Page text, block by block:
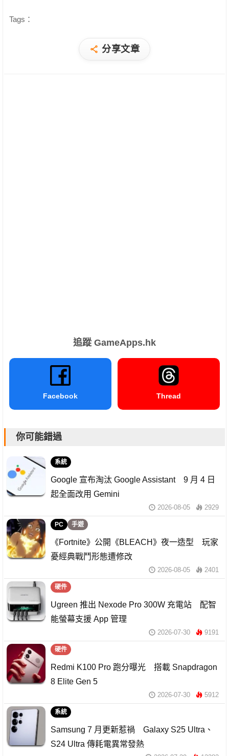
Tags：
分享文章
追蹤 GameApps.hk
Facebook Thread
你可能錯過
系統
Google 宣布淘汰 Google Assistant 9 月 4 日
起全面改用 Gemini
2026-08-05 2929
PC 手遊
《Fortnite》公開《BLEACH》夜一造型 玩家
憂經典戰鬥形態遭修改
2026-08-05 2401
硬件
Ugreen 推出 Nexode Pro 300W 充電站 配智
能螢幕支援 App 管理
2026-07-30 9191
硬件
Redmi K100 Pro 跑分曝光 搭載 Snapdragon
8 Elite Gen 5
2026-07-30 5912
系統
Samsung 7 月更新惹禍 Galaxy S25 Ultra、
S24 Ultra 傳耗電異常發熱